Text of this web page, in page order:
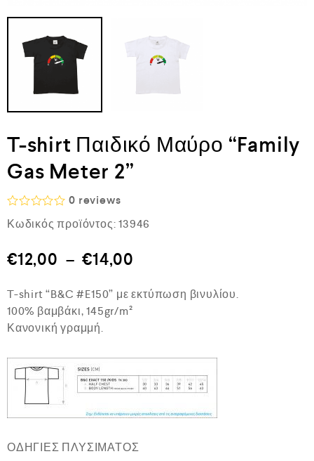
T-shirt Παιδικό Μαύρο “Family
Gas Meter 2”
Β
α
μ
ο
γ
ή
θ
η
0 reviews
Κωδικός προϊόντος: 13946
€12,00 – €14,00
T-shirt “B&C #E150” με εκτύπωση βινυλίου.
100% βαμβάκι, 145gr/m²
Κανονική γραμμή.
ΟΔΗΓΙΕΣ ΠΛΥΣΙΜΑΤΟΣ